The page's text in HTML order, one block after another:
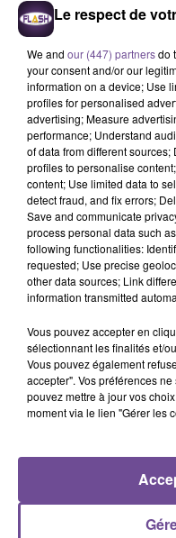
TEDDY SWIMS
Mr Know It All
7h46
7h46
SEAN PAUL
Got 2 Luv U
Cet élément est
dépôt de cookies
en cliquant
Le respect de
We and our (447) partnersdo
your consent and/or our
information on a device; Use
profiles for personalised
advertising; Measure
performance; Understand
of data from different
profiles to personalise
content; Use limited data to
detect fraud, and fix errors;
Save and communicate
process personal data such
following functionalities:
requested; Use precise
other data sources; Link
information transmitted
Vous pouvez accepter en
sélectionnant les finalités et/
Vous pouvez également
accepter". Vos préférences
pouvez mettre à jour vos
moment via le lien "Gérer les